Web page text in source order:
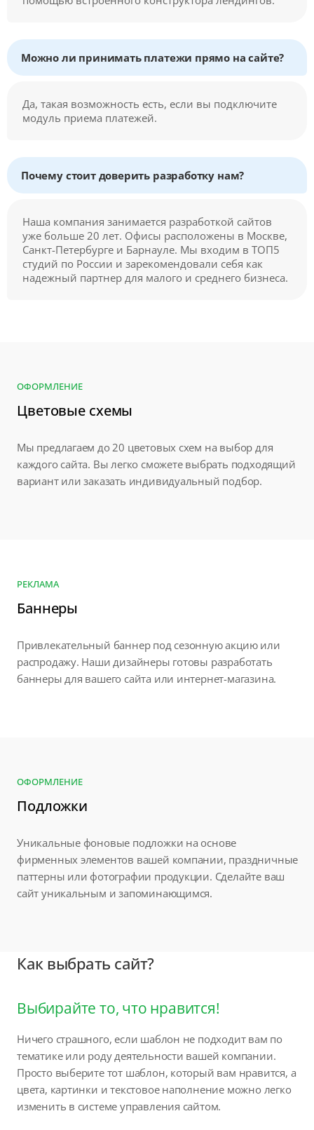
Можно ли принимать платежи прямо на сайте?
Да, такая возможность есть, если вы подключите
модуль приема платежей.
Почему стоит доверить разработку нам?
Наша компания занимается разработкой сайтов
уже больше 20 лет. Офисы расположены в Москве,
Санкт-Петербурге и Барнауле. Мы входим в ТОП5
студий по России и зарекомендовали себя как
надежный партнер для малого и среднего бизнеса.
ОФОРМЛЕНИЕ
Цветовые схемы
Мы предлагаем до 20 цветовых схем на выбор для
каждого сайта. Вы легко сможете выбрать подходящий
вариант или заказать индивидуальный подбор.
РЕКЛАМА
Баннеры
Привлекательный баннер под сезонную акцию или
распродажу. Наши дизайнеры готовы разработать
баннеры для вашего сайта или интернет-магазина.
ОФОРМЛЕНИЕ
Подложки
Уникальные фоновые подложки на основе
фирменных элементов вашей компании, праздничные
паттерны или фотографии продукции. Сделайте ваш
сайт уникальным и запоминающимся.
Как выбрать сайт?
Выбирайте то, что нравится!
Ничего страшного, если шаблон не подходит вам по
тематике или роду деятельности вашей компании.
Просто выберите тот шаблон, который вам нравится, а
цвета, картинки и текстовое наполнение можно легко
изменить в системе управления сайтом.